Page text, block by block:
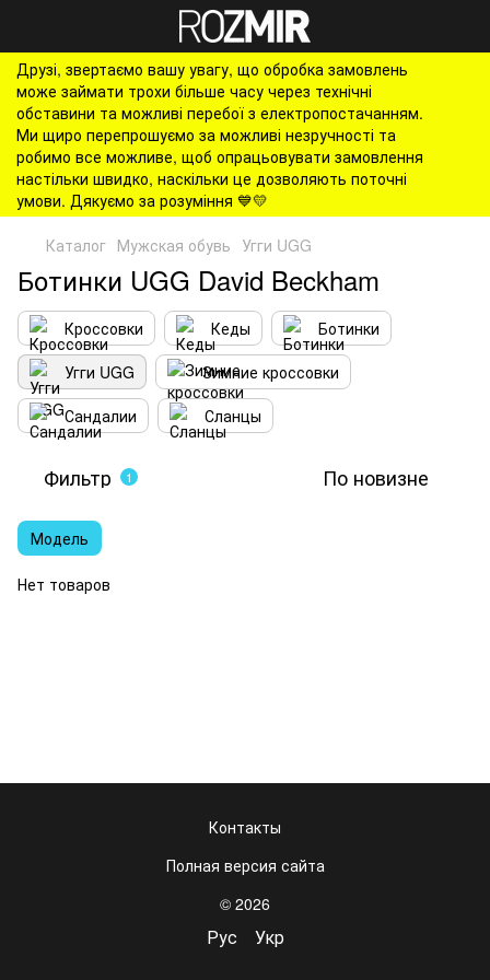
Друзі, звертаємо вашу увагу, що обробка замовлень
може займати трохи більше часу через технічні
обставини та можливі перебої з електропостачанням.
Ми щиро перепрошуємо за можливі незручності та
робимо все можливе, щоб опрацьовувати замовлення
настільки швидко, наскільки це дозволяють поточні
умови. Дякуємо за розуміння 💙💛
Каталог Мужская обувь Угги UGG
Ботинки UGG David Beckham
Кроссовки Кеды
Ботинки
Угги UGG
Зимние кроссовки
Сандалии
Сланцы
Фильтр 1 По новизне
Модель
Нет товаров
Контакты
Полная версия сайта
© 2026
Рус Укр